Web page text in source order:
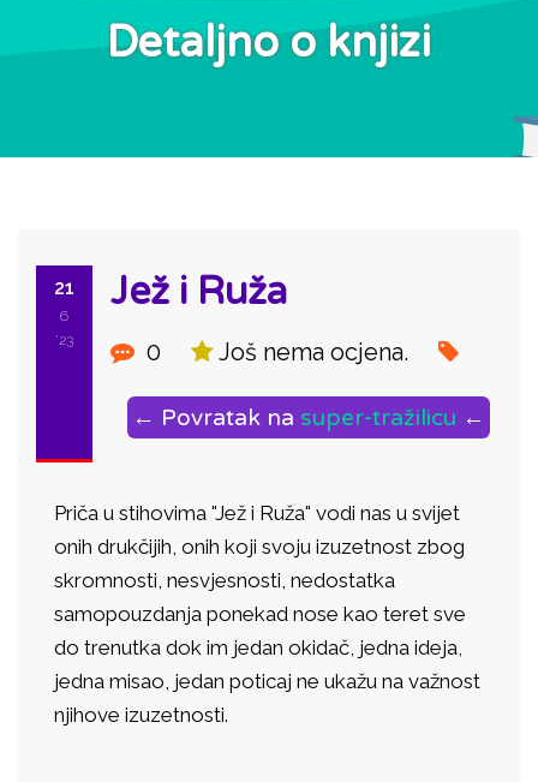
Detaljno o knjizi
21
6
'23
Jež i Ruža
0 Još nema ocjena.
← Povratak na super-tražilicu ←
Priča u stihovima "Jež i Ruža" vodi nas u svijet
onih drukčijih, onih koji svoju izuzetnost zbog
skromnosti, nesvjesnosti, nedostatka
samopouzdanja ponekad nose kao teret sve
do trenutka dok im jedan okidač, jedna ideja,
jedna misao, jedan poticaj ne ukažu na važnost
njihove izuzetnosti.